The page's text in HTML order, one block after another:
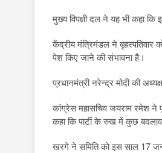
मुख्य विपक्षी दल ने यह भी कहा
केंद्रीय मंत्रिमंडल ने
पेश किए जाने की संभावना है।
प्रधानमंत्री नरेन्द्र मोदी की
कांग्रेस महासचिव जयराम रमेश ने
कहा कि पार्टी के रुख में कुछ
खरगे ने समिति को इस साल 17